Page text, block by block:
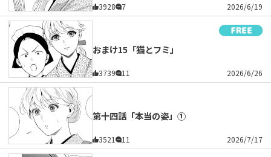
3928 7 2026/6/19
おまけ15「猫とフミ」
3739 11 2026/6/26
第十四話「本当の姿」①
3521 11 2026/7/17